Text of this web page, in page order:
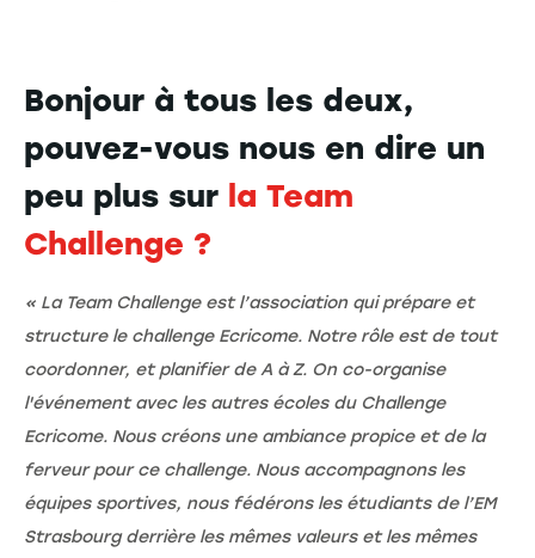
Bonjour à tous les deux,
pouvez-vous nous en dire un
peu plus sur la Team
Challenge ?
« La Team Challenge est l’association qui prépare et
structure le challenge Ecricome. Notre rôle est de tout
coordonner, et planifier de A à Z. On co-organise
l'événement avec les autres écoles du Challenge
Ecricome. Nous créons une ambiance propice et de la
ferveur pour ce challenge. Nous accompagnons les
équipes sportives, nous fédérons les étudiants de l’EM
Strasbourg derrière les mêmes valeurs et les mêmes